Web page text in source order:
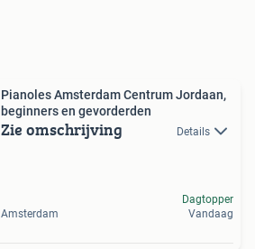
Pianoles Amsterdam Centrum Jordaan,
beginners en gevorderden
Zie omschrijving Details
Amsterdam
Dagtopper
Vandaag